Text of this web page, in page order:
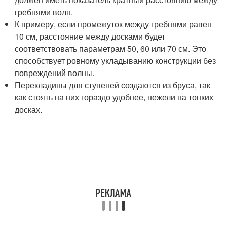
гребнями волн.
К примеру, если промежуток между гребнями равен
10 см, расстояние между досками будет
соответствовать параметрам 50, 60 или 70 см. Это
способствует ровному укладыванию конструкции без
повреждений волны.
Перекладины для ступеней создаются из бруса, так
как стоять на них гораздо удобнее, нежели на тонких
досках.